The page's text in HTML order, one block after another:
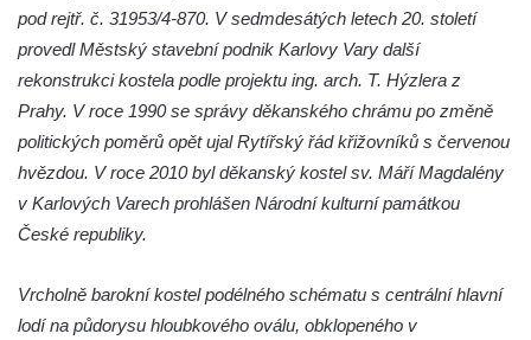
Kostel svaté Máří Magdalény v Krásné Lípě
Kostel Narození svatého Jana Křtitele v
Kamenickém Šenově
Kostel svatého Jiří v Jiříkově
Kostel svatého Jiří ve Chřibské
pod rejtř. č. 31953/4-870. V sedmdesátých letech 20. století
provedl Městský stavební podnik Karlovy Vary další
rekonstrukci kostela podle projektu ing. arch. T. Hýzlera z
Prahy. V roce 1990 se správy děkanského chrámu po změně
politických poměrů opět ujal Rytířský řád křižovníků s červenou
hvězdou. V roce 2010 byl děkanský kostel sv. Máří Magdalény
v Karlových Varech prohlášen Národní kulturní památkou
České republiky.
Vrcholně barokní kostel podélného schématu s centrální hlavní
lodí na půdorysu hloubkového oválu, obklopeného v